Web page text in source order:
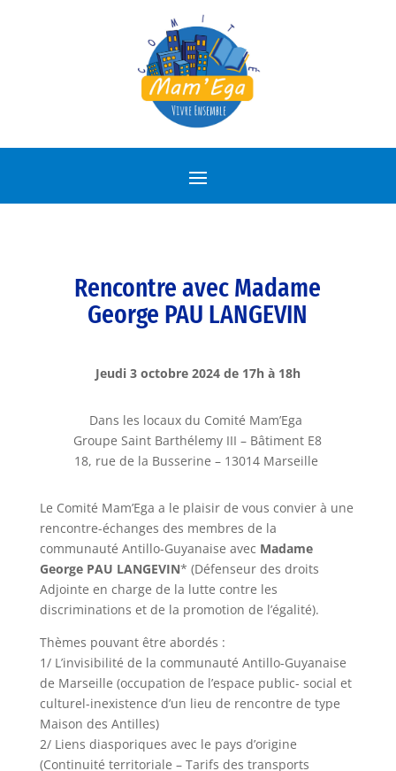
Rencontre avec Madame
George PAU LANGEVIN
Jeudi 3 octobre 2024 de 17h à 18h
Dans les locaux du Comité Mam’Ega
Groupe Saint Barthélemy III – Bâtiment E8
18, rue de la Busserine – 13014 Marseille
Le Comité Mam’Ega a le plaisir de vous convier à une
rencontre-échanges des membres de la
communauté Antillo-Guyanaise avec Madame
George PAU LANGEVIN* (Défenseur des droits
Adjointe en charge de la lutte contre les
discriminations et de la promotion de l’égalité).
Thèmes pouvant être abordés :
1/ L’invisibilité de la communauté Antillo-Guyanaise
de Marseille (occupation de l’espace public- social et
culturel-inexistence d’un lieu de rencontre de type
Maison des Antilles)
2/ Liens diasporiques avec le pays d’origine
(Continuité territoriale – Tarifs des transports